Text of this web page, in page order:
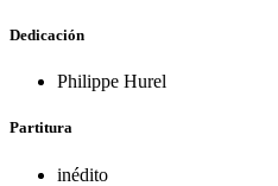
Dedicación
Philippe Hurel
Partitura
inédito